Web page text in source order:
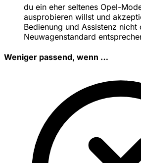
du ein eher seltenes Opel-
ausprobieren willst und
Bedienung und Assistenz nicht
Neuwagenstandard
Weniger passend, wenn …